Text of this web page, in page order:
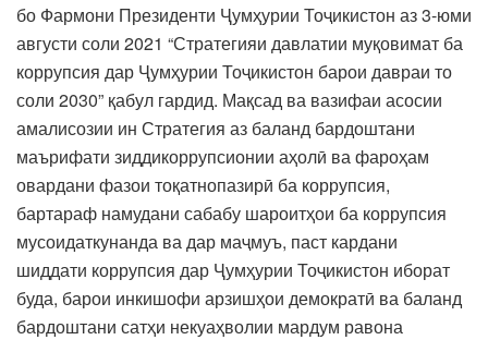
бо Фармони Президенти Ҷумҳурии Тоҷикистон аз 3-юми
августи соли 2021 “Стратегияи давлатии муқовимат ба
коррупсия дар Ҷумҳурии Тоҷикистон барои давраи то
соли 2030” қабул гардид. Мақсад ва вазифаи асосии
амалисозии ин Стратегия аз баланд бардоштани
маърифати зиддикоррупсионии аҳолӣ ва фароҳам
овардани фазои тоқатнопазирӣ ба коррупсия,
бартараф намудани сабабу шароитҳои ба коррупсия
мусоидаткунанда ва дар маҷмуъ, паст кардани
шиддати коррупсия дар Ҷумҳурии Тоҷикистон иборат
буда, барои инкишофи арзишҳои демократӣ ва баланд
бардоштани сатҳи некуаҳволии мардум равона